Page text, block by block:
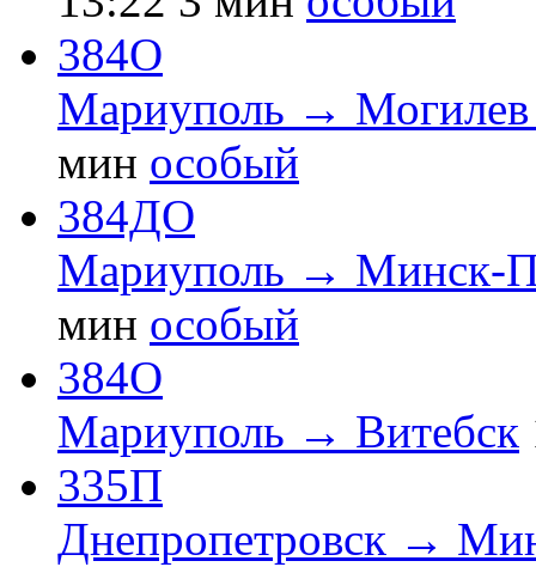
384О
Мариуполь → Могилев
мин особый
384ДО
Мариуполь → Минск-
мин особый
384О
Мариуполь → Витебск
335П
Днепропетровск →